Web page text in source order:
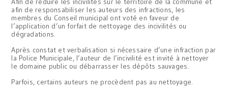
afin de responsabiliser les auteurs des infractions, les
membres du Conseil municipal ont voté en faveur de
l’application d’un forfait de nettoyage des incivilités ou
dégradations.
Après constat et verbalisation si nécessaire d’une infraction par
la Police Municipale, l’auteur de l’incivilité est invité à nettoyer
le domaine public ou débarrasser les dépôts sauvages.
Parfois, certains auteurs ne procèdent pas au nettoyage.